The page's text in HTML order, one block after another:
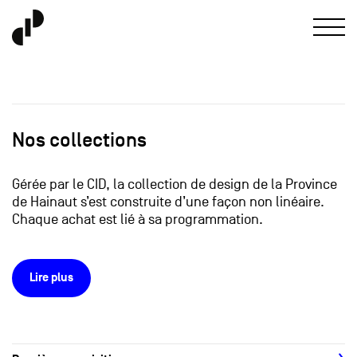
Nos collections
Gérée par le CID, la collection de design de la Province
de Hainaut s’est construite d’une façon non linéaire.
Chaque achat est lié à sa programmation.
Lire plus